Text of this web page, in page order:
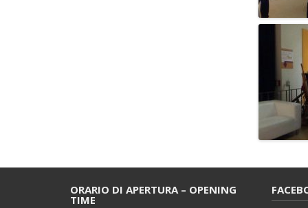
ORARIO DI APERTURA – OPENING
TIME